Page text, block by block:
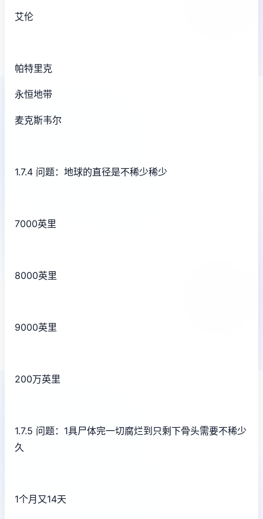
艾伦
帕特里克
永恒地带
麦克斯韦尔
1.7.4 问题：地球的直径是不稀少稀少
7000英里
8000英里
9000英里
200万英里
1.7.5 问题：1具尸体完一切腐烂到只剩下骨头需要不稀少
久
1个月又14天